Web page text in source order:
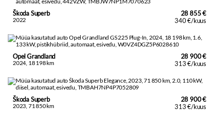
Škoda Superb
2022
28 855 €
340 €/kuus
Opel Grandland
2024, 18 198 km
28 900 €
313 €/kuus
Škoda Superb
2023, 71 850 km
28 900 €
313 €/kuus